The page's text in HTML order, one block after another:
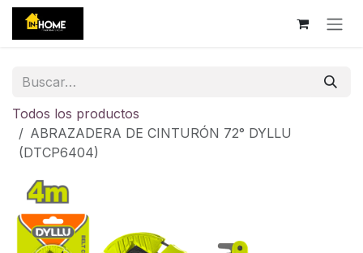
Ir al contenido
Todos los productos
ABRAZADERA DE CINTURÓN 72° DYLLU
(DTCP6404)